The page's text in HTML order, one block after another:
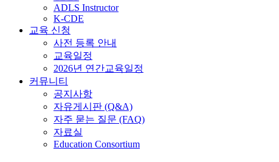
ADLS Instructor
K-CDE
교육 신청
사전 등록 안내
교육일정
2026년 연간교육일정
커뮤니티
공지사항
자유게시판 (Q&A)
자주 묻는 질문 (FAQ)
자료실
Education Consortium